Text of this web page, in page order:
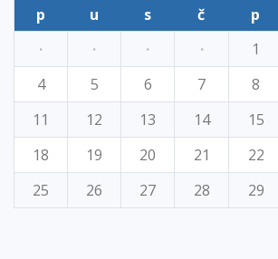
p
u s č p
·
· · · 1
4
5 6 7 8
11
12 13 14 15
18
19 20 21 22
25
26 27 28 29